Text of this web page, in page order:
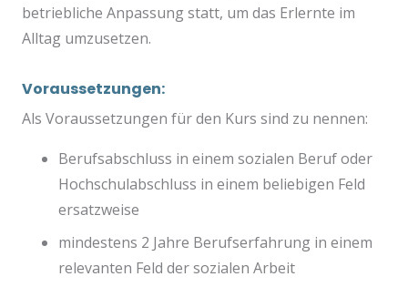
betriebliche Anpassung statt, um das Erlernte im
Alltag umzusetzen.
Voraussetzungen:
Als Voraussetzungen für den Kurs sind zu nennen:
Berufsabschluss in einem sozialen Beruf oder
Hochschulabschluss in einem beliebigen Feld
ersatzweise
mindestens 2 Jahre Berufserfahrung in einem
relevanten Feld der sozialen Arbeit